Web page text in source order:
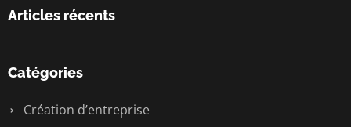
Articles récents
Catégories
Création d’entreprise